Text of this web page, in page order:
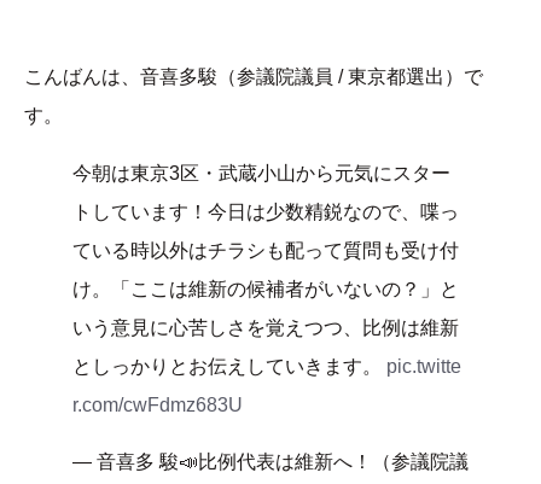
こんばんは、音喜多駿（参議院議員 / 東京都選出）で
す。
今朝は東京3区・武蔵小山から元気にスター
トしています！今日は少数精鋭なので、喋っ
ている時以外はチラシも配って質問も受け付
け。「ここは維新の候補者がいないの？」と
いう意見に心苦しさを覚えつつ、比例は維新
としっかりとお伝えしていきます。 pic.twitte
r.com/cwFdmz683U
— 音喜多 駿📣比例代表は維新へ！（参議院議